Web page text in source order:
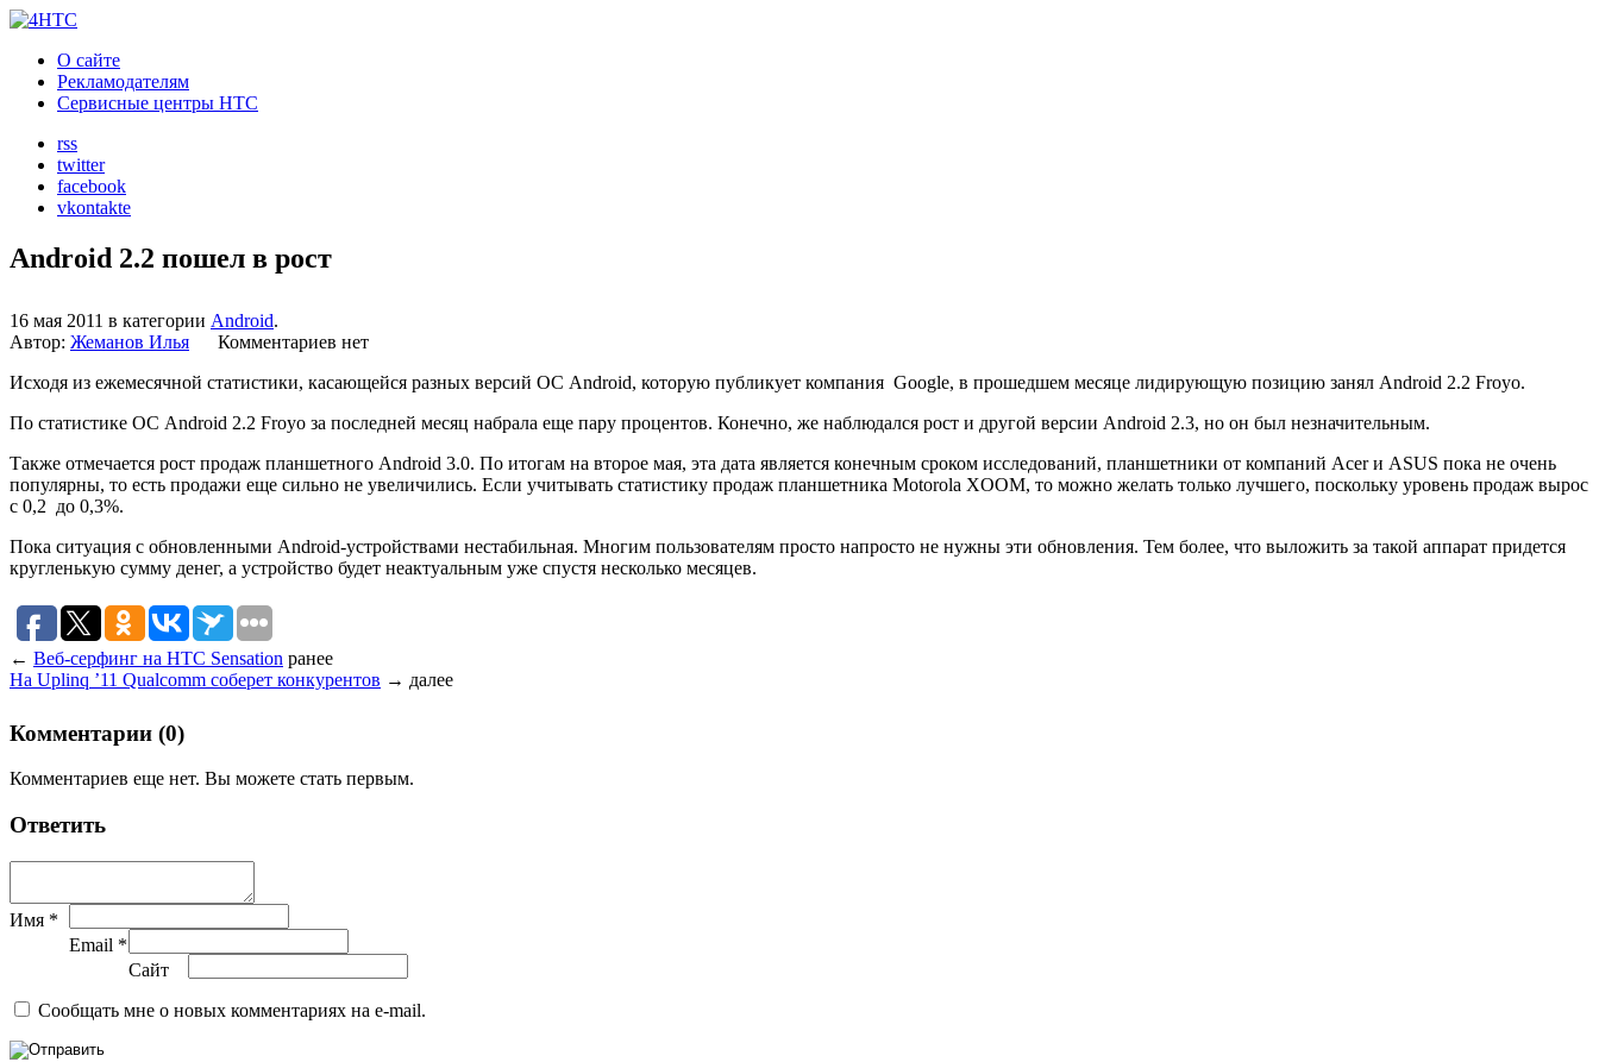
О сайте
Рекламодателям
Сервисные центры HTC
rss
twitter
facebook
vkontakte
Android 2.2 пошел в рост
16 мая 2011 в категории Android.
Автор: Жеманов Илья
Комментариев нет
Исходя из ежемесячной статистики, касающейся разных версий ОС Android, которую публикует компания Google, в прошедшем месяце лидирующую позицию занял Android 2.2 Froyo.
По статистике ОС Android 2.2 Froyo за последней месяц набрала еще пару процентов. Конечно, же наблюдался рост и другой версии Android 2.3, но он был незначительным.
Также отмечается рост продаж планшетного Android 3.0. По итогам на второе мая, эта дата является конечным сроком исследований, планшетники от компаний Acer и ASUS пока не очень
популярны, то есть продажи еще сильно не увеличились. Если учитывать статистику продаж планшетника Motorola XOOM, то можно желать только лучшего, поскольку уровень продаж вырос
с 0,2 до 0,3%.
Пока ситуация с обновленными Android-устройствами нестабильная. Многим пользователям просто напросто не нужны эти обновления. Тем более, что выложить за такой аппарат придется
кругленькую сумму денег, а устройство будет неактуальным уже спустя несколько месяцев.
← Веб-серфинг на HTC Sensation ранее
На Uplinq ’11 Qualcomm соберет конкурентов → далее
Комментарии (0)
Комментариев еще нет. Вы можете стать первым.
Ответить
Имя *
Email *
Сайт
Сообщать мне о новых комментариях на e-mail.